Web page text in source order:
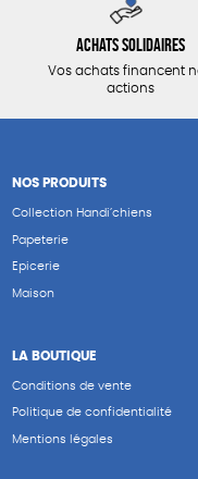
Achats solidaires
Vos achats financent
actions
NOS PRODUITS
Collection Handi’chiens
Papeterie
Epicerie
Maison
LA BOUTIQUE
Conditions de vente
Politique de confidentialité
Mentions légales